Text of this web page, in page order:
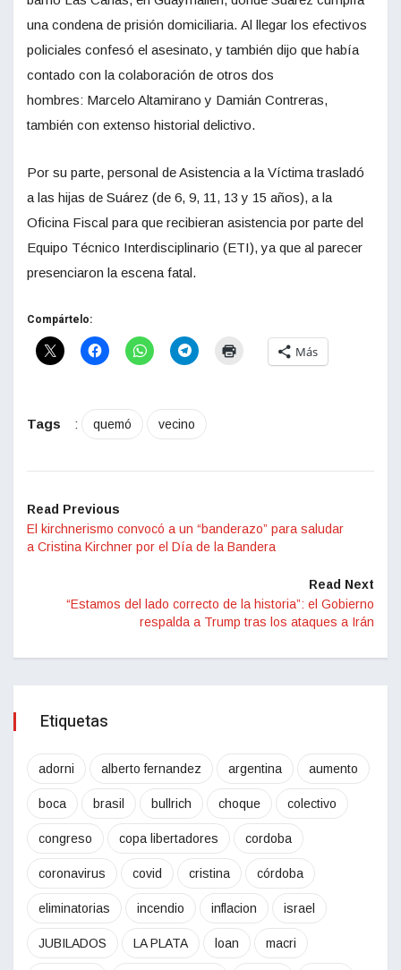
una condena de prisión domiciliaria. Al llegar los efectivos
policiales confesó el asesinato, y también dijo que había
contado con la colaboración de otros dos
hombres: Marcelo Altamirano y Damián Contreras,
también con extenso historial delictivo.
Por su parte, personal de Asistencia a la Víctima trasladó
a las hijas de Suárez (de 6, 9, 11, 13 y 15 años), a la
Oficina Fiscal para que recibieran asistencia por parte del
Equipo Técnico Interdisciplinario (ETI), ya que al parecer
presenciaron la escena fatal.
Compártelo:
Más
Tags : quemó vecino
Read Previous
El kirchnerismo convocó a un “banderazo” para saludar
a Cristina Kirchner por el Día de la Bandera
Read Next
“Estamos del lado correcto de la historia”: el Gobierno
respalda a Trump tras los ataques a Irán
Etiquetas
adorni alberto fernandez argentina aumento
boca brasil bullrich choque colectivo
congreso copa libertadores cordoba
coronavirus covid cristina córdoba
eliminatorias incendio inflacion israel
JUBILADOS LA PLATA loan macri